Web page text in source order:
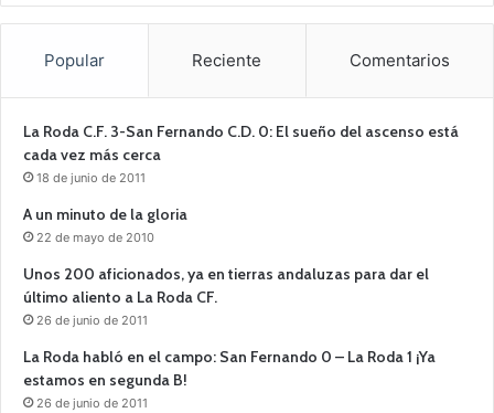
Popular Reciente Comentarios
La Roda C.F. 3-San Fernando C.D. 0: El sueño del ascenso está
cada vez más cerca
18 de junio de 2011
A un minuto de la gloria
22 de mayo de 2010
Unos 200 aficionados, ya en tierras andaluzas para dar el
último aliento a La Roda CF.
26 de junio de 2011
La Roda habló en el campo: San Fernando 0 – La Roda 1 ¡Ya
estamos en segunda B!
26 de junio de 2011